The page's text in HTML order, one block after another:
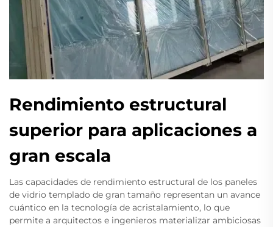
Rendimiento estructural
superior para aplicaciones a
gran escala
Las capacidades de rendimiento estructural de los paneles
de vidrio templado de gran tamaño representan un avance
cuántico en la tecnología de acristalamiento, lo que
permite a arquitectos e ingenieros materializar ambiciosas